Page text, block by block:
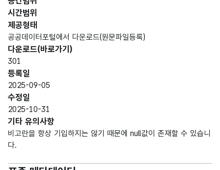
시간범위
제공형태
공공데이터포털에서 다운로드(원문파일등록)
다운로드(바로가기)
301
등록일
2025-09-05
수정일
2025-10-31
기타 유의사항
비고란을 항상 기입하지는 않기 때문에 null값이 존재할 수 있습니
다.